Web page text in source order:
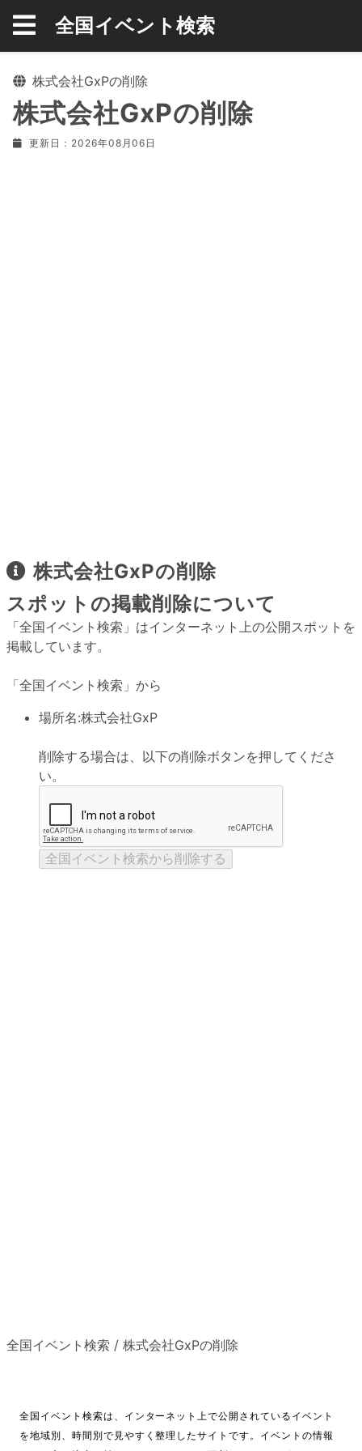
全国イベント検索
株式会社GxPの削除
株式会社GxPの削除
更新日：2026年08月06日
株式会社GxPの削除
スポットの掲載削除について
「全国イベント検索」はインターネット上の公開スポットを
掲載しています。
「全国イベント検索」から
場所名:株式会社GxP
削除する場合は、以下の削除ボタンを押してくださ
い。
全国イベント検索から削除する
全国イベント検索 / 株式会社GxPの削除
全国イベント検索は、インターネット上で公開されているイベント
を地域別、時間別で見やすく整理したサイトです。イベントの情報